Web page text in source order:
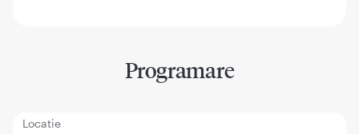
Programare
Locatie